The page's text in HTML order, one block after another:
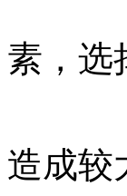
素，选
造成较